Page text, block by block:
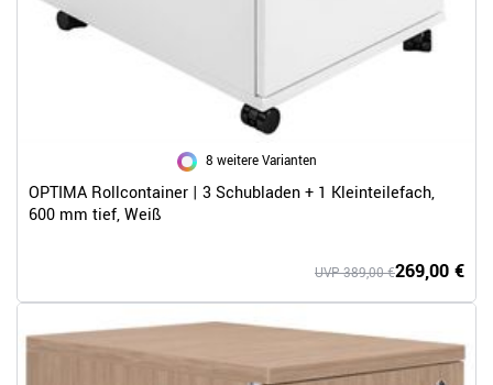
8 weitere Varianten
OPTIMA Rollcontainer | 3 Schubladen + 1 Kleinteilefach,
600 mm tief, Weiß
269,00 €
UVP 389,00 €